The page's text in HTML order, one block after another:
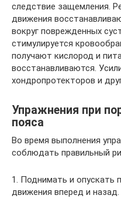
следствие защемления.
движения
вокруг поврежденных
стимулируется
получают кислород и
восстанавливаются.
хондропротекторов и
Упражнения при
пояса
Во время выполнения
соблюдать правильный
1. Поднимать и опускать
движения вперед и назад.